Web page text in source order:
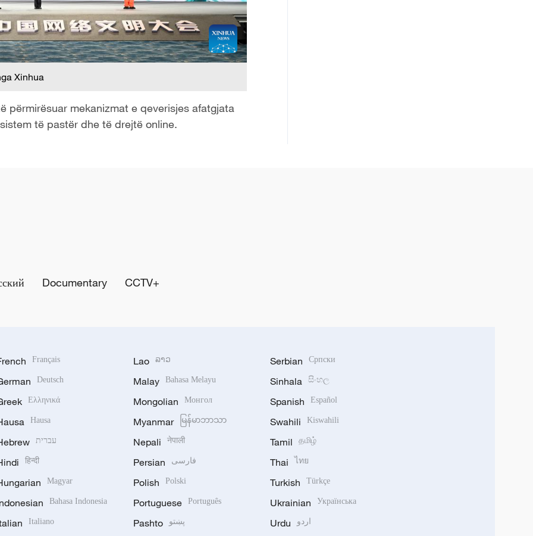
Xinhua
përmirësuar mekanizmat e qeverisjes afatgjata
të pastër dhe të drejtë online.
Documentary CCTV+
Français
Deutsch
Ελληνικά
Hausa
עברית
हिन्दी
Magyar
Bahasa Indonesia
Italiano
Lao ລາວ
Malay Bahasa Melayu
Mongolian Монгол
Myanmar မြန်မာဘာသာ
Nepali नेपाली
Persian فارسی
Polish Polski
Portuguese Português
Pashto پښتو
Serbian Српски
Sinhala සිංහල
Spanish Español
Swahili Kiswahili
Tamil தமிழ்
Thai ไทย
Turkish Türkçe
Ukrainian Українська
Urdu اردو